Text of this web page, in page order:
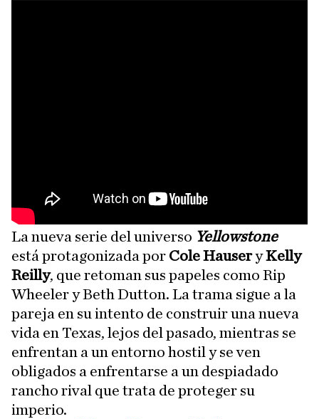
La nueva serie del universo Yellowstone
está protagonizada por Cole HauseryKelly
Reilly, que retoman sus papeles como Rip
Wheeler y Beth Dutton. La trama sigue a la
pareja en su intento de construir una nueva
vida en Texas, lejos del pasado, mientras se
enfrentan a un entorno hostil y se ven
obligados a enfrentarse a un despiadado
rancho rival que trata de proteger su
imperio.